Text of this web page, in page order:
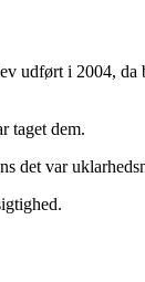
udført i 2004,
taget dem.
det var